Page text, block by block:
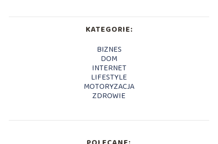
KATEGORIE:
BIZNES
DOM
INTERNET
LIFESTYLE
MOTORYZACJA
ZDROWIE